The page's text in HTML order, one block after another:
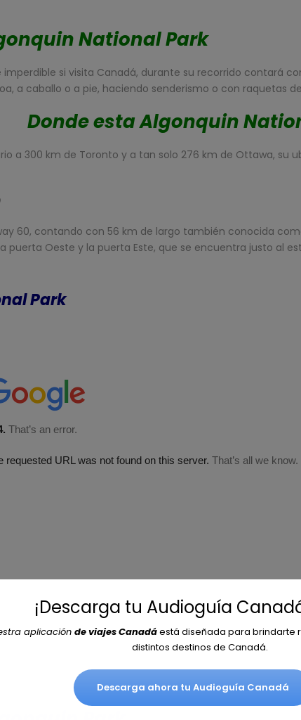
National Park
si visita Canadá, durante su recorrido contará
a caballo o a pie, haciendo senderismo o con raquetas
Donde esta Algonquin
a 300 km de Toronto y a tan solo 276 km de Ottawa, su
60, contando con 56 km de largo también conocida
puerta Oeste y la puerta Este, que se encuentra justo al
Park
¡Descarga tu Audioguía
aplicación de viajes Canadáestá diseñada para brindarte
distintos destinos de Canadá.
Descarga ahora tu Audioguía Canadá